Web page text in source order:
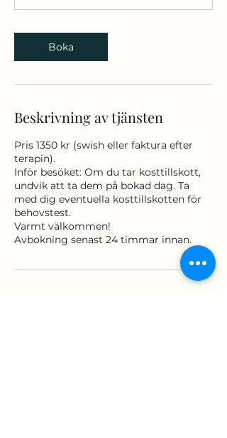
i
Boka
Beskrivning av tjänsten
Pris 1350 kr (swish eller faktura efter
terapin).
Inför besöket: Om du tar kosttillskott,
undvik att ta dem på bokad dag. Ta
med dig eventuella kosttillskotten för
behovstest.
Varmt välkommen!
Avbokning senast 24 timmar innan.